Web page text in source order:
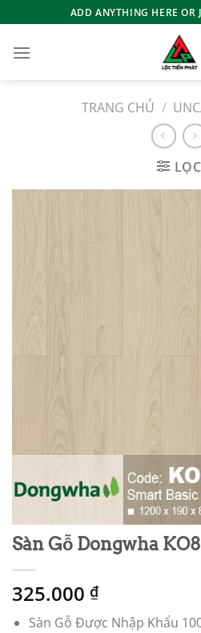
qua
nội
ADD ANYTHING HERE OR
TRANG CHỦ /
LỌC
Sàn Gỗ Dongwha
325.000 ₫
Sàn Gỗ Được Nhập Khẩu